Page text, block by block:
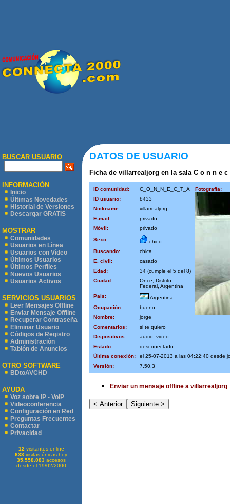
BUSCAR USUARIO
INFORMACIÓN
Inicio
Últimas Novedades
Historial de Versiones
Descargar GRATIS
MOSTRAR
Comunidades
Usuarios en Línea
Usuarios con Vídeo
Últimos Usuarios
Últimos Perfiles
Nuevos Usuarios
Usuarios Activos
SERVICIOS USUARIOS
Leer Mensajes Offline
Enviar Mensaje Offline
Recuperar Contraseña
Eliminar Usuario
Códigos de Registro
Administración
Tablón de Anuncios
OTRO SOFTWARE
BDtoAVCHD
AYUDA
Voz sobre IP - VoIP
Videoconferencia
Configuración en Red
Preguntas Frecuentes
Contactar
Privacidad
12 visitantes online
633 visitas únicas hoy
35.558.083 accesos
desde el 19/02/2000
DATOS DE USUARIO
Ficha de villarrealjorg en la sala C o n n e c
ID comunidad: C_O_N_N_E_C_T_A
Fotografía:
ID usuario:
8433
Nickname:
villarrealjorg
E-mail:
privado
Móvil:
privado
Sexo:
chico
Buscando:
chica
E. civil:
casado
Edad:
34 (cumple el 5 del 8)
Ciudad:
Once, Distrito
Federal, Argentina
País:
Argentina
Ocupación:
bueno
Nombre:
jorge
Comentarios:
si te quiero
Dispositivos:
audio, video
Estado:
desconectado
Última conexión:
el 25-07-2013 a las 04:22:40 desde
Versión:
7.50.3
Enviar un mensaje offline a villarrealjorg